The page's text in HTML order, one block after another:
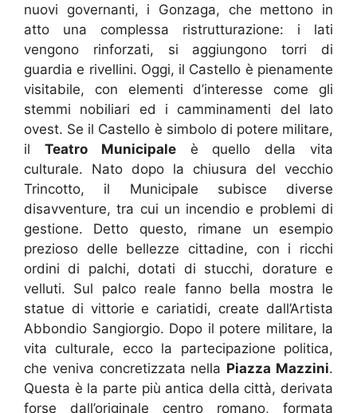
nuovi governanti, i Gonzaga, che mettono in
atto una complessa ristrutturazione: i lati
vengono rinforzati, si aggiungono torri di
guardia e rivellini. Oggi, il Castello è pienamente
visitabile, con elementi d’interesse come gli
stemmi nobiliari ed i camminamenti del lato
ovest. Se il Castello è simbolo di potere militare,
il Teatro Municipaleè quello della vita
culturale. Nato dopo la chiusura del vecchio
Trincotto, il Municipale subisce diverse
disavventure, tra cui un incendio e problemi di
gestione. Detto questo, rimane un esempio
prezioso delle bellezze cittadine, con i ricchi
ordini di palchi, dotati di stucchi, dorature e
velluti. Sul palco reale fanno bella mostra le
statue di vittorie e cariatidi, create dall’Artista
Abbondio Sangiorgio. Dopo il potere militare, la
vita culturale, ecco la partecipazione politica,
che veniva concretizzata nella Piazza Mazzini.
Questa è la parte più antica della città, derivata
forse dall’originale centro romano, formata